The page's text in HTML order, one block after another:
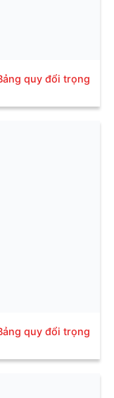
quy đổi trọng
quy đổi trọng